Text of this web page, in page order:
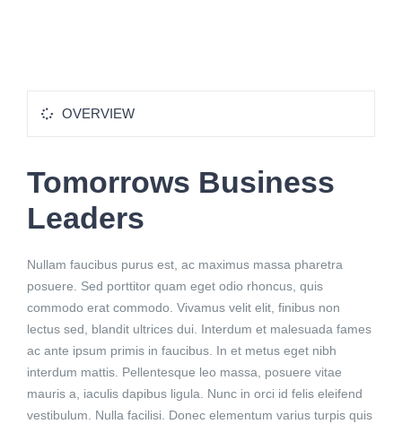
OVERVIEW
Tomorrows Business
Leaders
Nullam faucibus purus est, ac maximus massa pharetra
posuere. Sed porttitor quam eget odio rhoncus, quis
commodo erat commodo. Vivamus velit elit, finibus non
lectus sed, blandit ultrices dui. Interdum et malesuada fames
ac ante ipsum primis in faucibus. In et metus eget nibh
interdum mattis. Pellentesque leo massa, posuere vitae
mauris a, iaculis dapibus ligula. Nunc in orci id felis eleifend
vestibulum. Nulla facilisi. Donec elementum varius turpis quis